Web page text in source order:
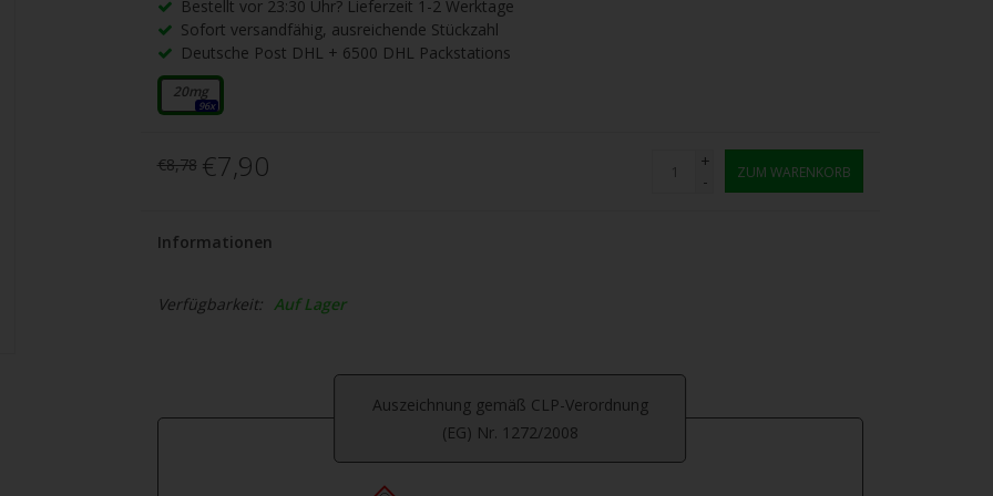
Bestellt vor 23:30 Uhr? Lieferzeit 1-2 Werktage
Sofort versandfähig, ausreichende Stückzahl
Deutsche Post DHL + 6500 DHL Packstations
20mg
96x
€8,78 €7,90
+
-
ZUM WARENKORB
Informationen
Verfügbarkeit: Auf Lager
Auszeichnung gemäß CLP-Verordnung
(EG) Nr. 1272/2008